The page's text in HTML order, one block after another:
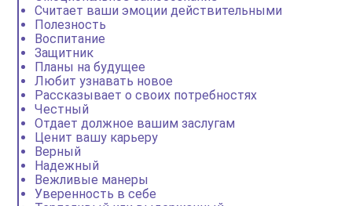
Считает ваши эмоции действительными
Полезность
Воспитание
Защитник
Планы на будущее
Любит узнавать новое
Рассказывает о своих потребностях
Честный
Отдает должное вашим заслугам
Ценит вашу карьеру
Верный
Надежный
Вежливые манеры
Уверенность в себе